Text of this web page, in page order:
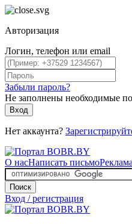
Авторизация
Логин, телефон или email
Забыли пароль?
Не заполнены необходимые
Вход
Нет аккаунта?
О насНаписать письмо
Поиск
Вход / регистрация